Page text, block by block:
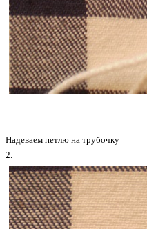
Надеваем петлю на трубочку
2.